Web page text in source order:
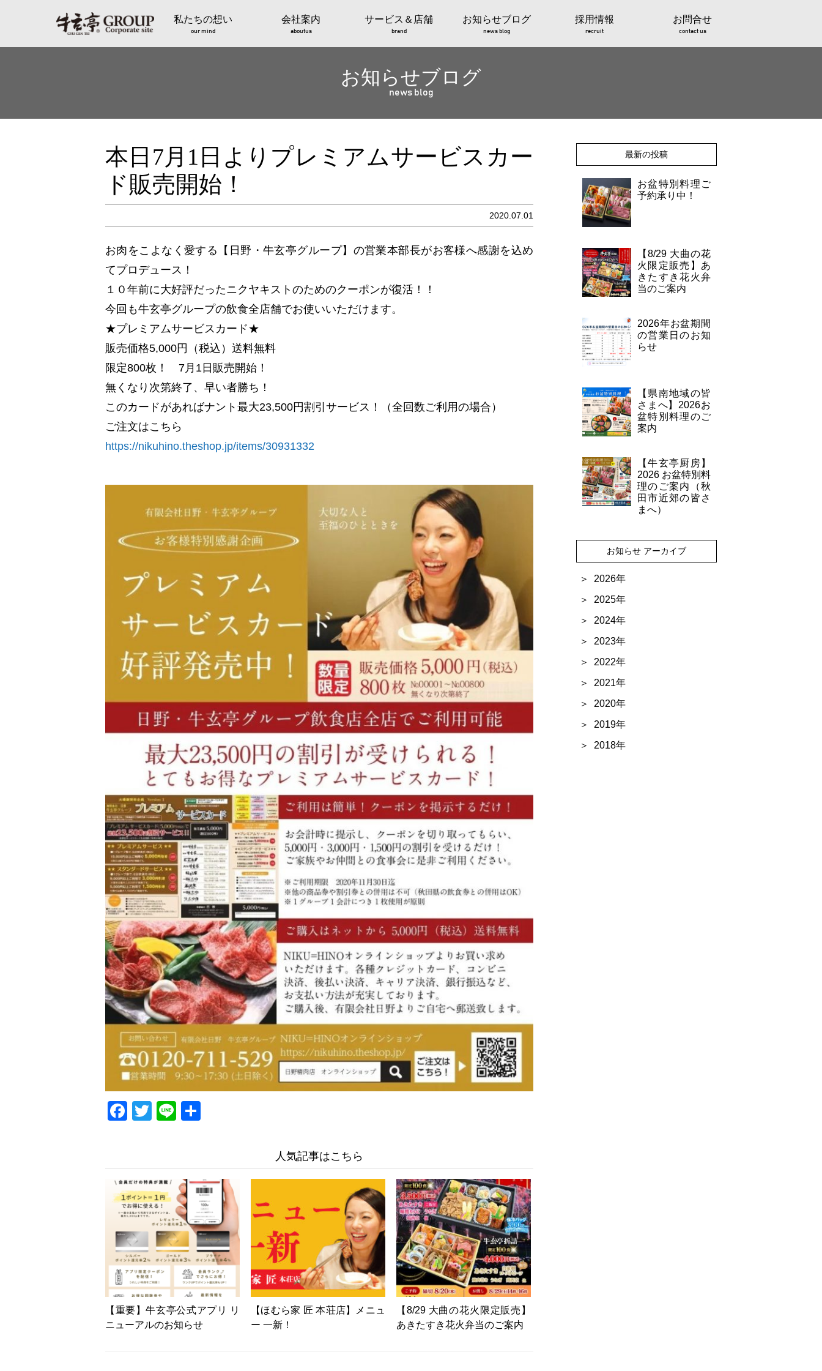
私たちの想い
our mind
会社案内
aboutus
サービス＆店舗
brand
お知らせブログ
news blog
採用情報
recruit
お問合せ
contact us
お知らせブログ
news blog
本日7月1日よりプレミアムサービスカー
ド販売開始！
2020.07.01
お肉をこよなく愛する【日野・牛玄亭グループ】の営業本部長がお客様へ感謝を込め
てプロデュース！
１０年前に大好評だったニクヤキストのためのクーポンが復活！！
今回も牛玄亭グループの飲食全店舗でお使いいただけます。
★プレミアムサービスカード★
販売価格5,000円（税込）送料無料
限定800枚！ 7月1日販売開始！
無くなり次第終了、早い者勝ち！
このカードがあればナント最大23,500円割引サービス！（全回数ご利用の場合）
ご注文はこちら
https://nikuhino.theshop.jp/items/30931332
Facebook
Twitter
Line
人気記事はこちら
【重要】牛玄亭公式アプリ リ
ニューアルのお知らせ
【ほむら家 匠 本荘店】メニュ
ー 一新！
【8/29 大曲の花火限定販売】
あきたすき花火弁当のご案内
最新の投稿
お盆特別料理ご
予約承り中！
【8/29 大曲の花
火限定販売】あ
きたすき花火弁
当のご案内
2026年お盆期間
の営業日のお知
らせ
【県南地域の皆
さまへ】2026お
盆特別料理のご
案内
【牛玄亭厨房】
2026 お盆特別料
理のご案内（秋
田市近郊の皆さ
まへ）
お知らせ アーカイブ
2026年
2025年
2024年
2023年
2022年
2021年
2020年
2019年
2018年